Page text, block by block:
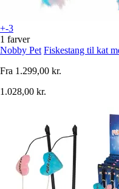
+-3
1 farver
Nobby Pet Fiskestang til kat
Fra 1.299,00 kr.
1.028,00 kr.